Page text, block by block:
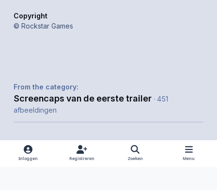
Copyright
© Rockstar Games
From the category:
Screencaps van de eerste trailer · 451
afbeeldingen
Inloggen Registreren Zoeken Menu